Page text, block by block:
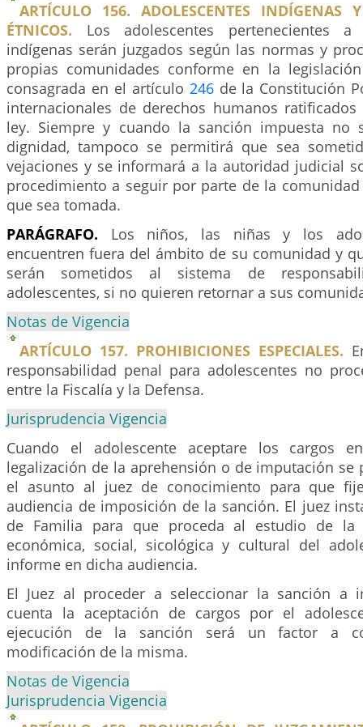
ARTÍCULO 156. ADOLESCENTES INDÍGENAS
ÉTNICOS. Los adolescentes pertenecientes a
indígenas serán juzgados según las normas y
propias comunidades conforme en la
consagrada en el artículo 246de la Constitución
internacionales de derechos humanos
ley. Siempre y cuando la sanción impuesta no
dignidad, tampoco se permitirá que sea
vejaciones y se informará a la autoridad judicial
procedimiento a seguir por parte de la
que sea tomada.
PARÁGRAFO. Los niños, las niñas y los
encuentren fuera del ámbito de su comunidad y
serán sometidos al sistema de
adolescentes, si no quieren retornar a sus
Notas de Vigencia
ARTÍCULO 157. PROHIBICIONES ESPECIALES.
responsabilidad penal para adolescentes no
entre la Fiscalía y la Defensa.
Jurisprudencia Vigencia
Cuando el adolescente aceptare los cargos
legalización de la aprehensión o de imputación se
el asunto al juez de conocimiento para que
audiencia de imposición de la sanción. El juez
de Familia para que proceda al estudio de la
económica, social, sicológica y cultural del
informe en dicha audiencia.
El Juez al proceder a seleccionar la sanción a
cuenta la aceptación de cargos por el
ejecución de la sanción será un factor a
modificación de la misma.
Notas de Vigencia
Jurisprudencia Vigencia